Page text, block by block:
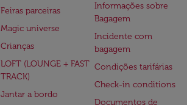
Feiras parceiras
Magic universe
Crianças
LOFT (LOUNGE + FAST
TRACK)
Jantar a bordo
Informações sobre
Bagagem
Incidente com
bagagem
Condições tarifárias
Check-in conditions
Documentos de